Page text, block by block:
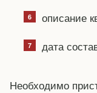
описание
дата
Необходимо